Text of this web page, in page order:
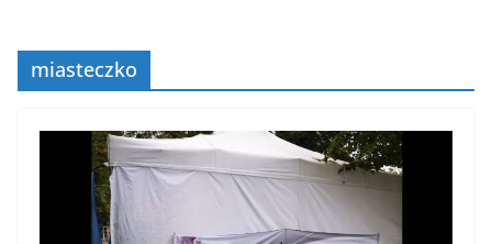
miasteczko